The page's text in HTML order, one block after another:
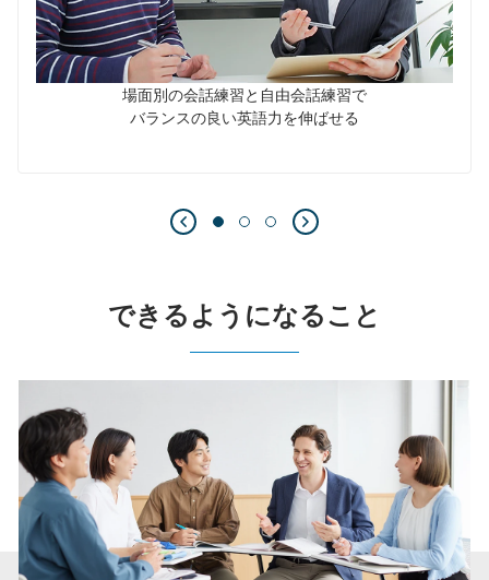
場面別の会話練習と自由会話練習で
バランスの良い英語力を伸ばせる
できるようになること